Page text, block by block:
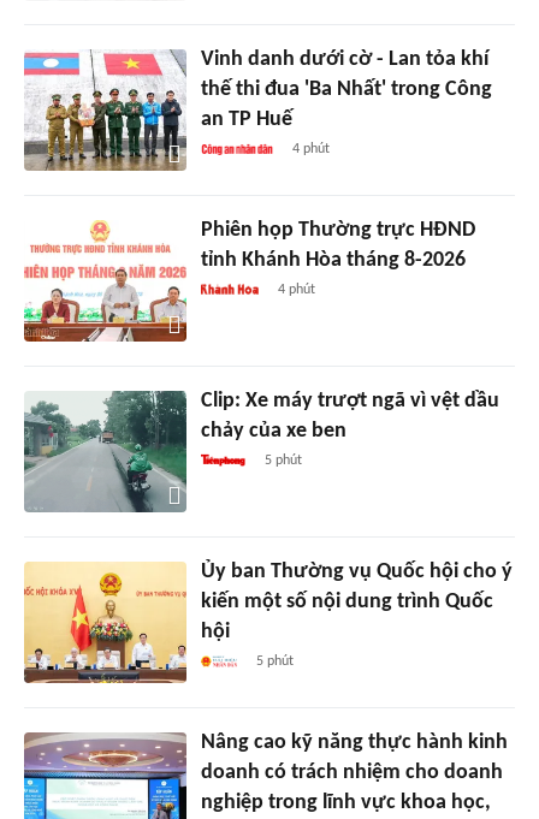
Vinh danh dưới cờ - Lan tỏa khí
thế thi đua 'Ba Nhất' trong Công
an TP Huế
4 phút
Phiên họp Thường trực HĐND
tỉnh Khánh Hòa tháng 8-2026
4 phút
Clip: Xe máy trượt ngã vì vệt dầu
chảy của xe ben
5 phút
Ủy ban Thường vụ Quốc hội cho ý
kiến một số nội dung trình Quốc
hội
5 phút
Nâng cao kỹ năng thực hành kinh
doanh có trách nhiệm cho doanh
nghiệp trong lĩnh vực khoa học,